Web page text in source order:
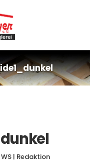
WS | Redaktion